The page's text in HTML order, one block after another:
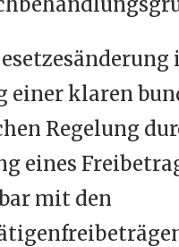
einer klaren
Regelung
eines
mit den